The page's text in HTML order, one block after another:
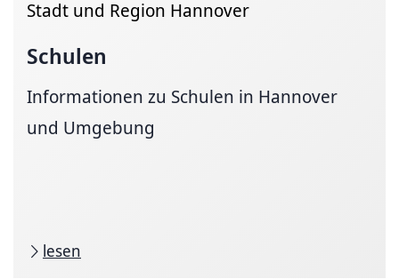
Stadt und Region Hannover
Schulen
Informationen zu Schulen in Hannover
und Umgebung
lesen